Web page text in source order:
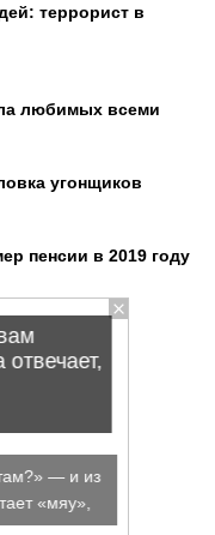
террорист в
любимых всеми
угонщиков
пенсии в 2019 году